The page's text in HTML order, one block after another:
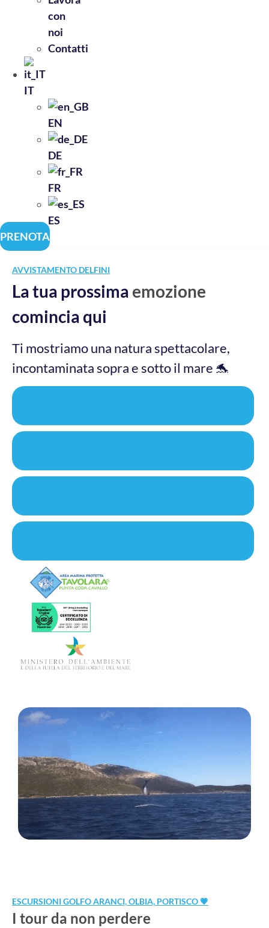
con
noi
Contatti
IT
EN
DE
FR
ES
PRENOTA
AVVISTAMENTO DELFINI
La tua prossima emozione
comincia qui
Ti mostriamo una natura spettacolare,
incontaminata sopra e sotto il mare 🐬
ESCURSIONI GOLFO ARANCI, OLBIA, PORTISCO 💗
I tour da non perdere